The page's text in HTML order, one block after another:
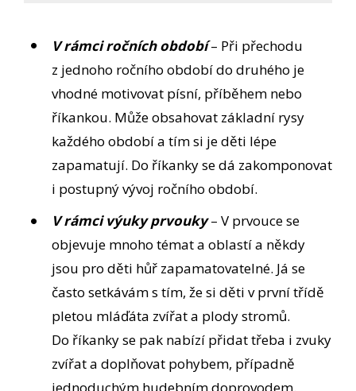
V rámci ročních období– Při přechodu
z jednoho ročního období do druhého je
vhodné motivovat písní, příběhem nebo
říkankou. Může obsahovat základní rysy
každého období a tím si je děti lépe
zapamatují. Do říkanky se dá zakomponovat
i postupný vývoj ročního období.
V rámci výuky prvouky– V prvouce se
objevuje mnoho témat a oblastí a někdy
jsou pro děti hůř zapamatovatelné. Já se
často setkávám s tím, že si děti v první třídě
pletou mláďáta zvířat a plody stromů.
Do říkanky se pak nabízí přidat třeba i zvuky
zvířat a doplňovat pohybem, případně